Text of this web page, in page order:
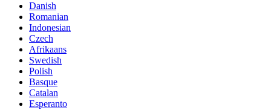
Danish
Romanian
Indonesian
Czech
Afrikaans
Swedish
Polish
Basque
Catalan
Esperanto